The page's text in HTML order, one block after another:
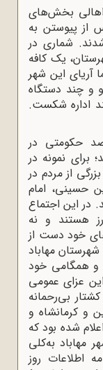
اهالی بخش‌های
از پیوستن به
شماری در
یک کافه
آریای این شهر
و چند دستگاه
اداره شکست.
حکومتی در
برای نمونه در
از مردم در
حسینی، امام
در این اجتماع
هستند و نه
خود دست از
مهاباد
و همگامی خود
عزای عمومی
بی‌رحمانه
و کرمانشاه و
شده بود که
مهاباد به‌کلی
اطلاعات روز